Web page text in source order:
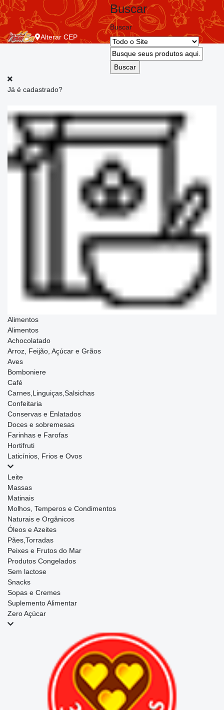
Alterar CEP
Buscar
Buscar
Já é cadastrado?
Alimentos
Alimentos
Achocolatado
Arroz, Feijão, Açúcar e Grãos
Aves
Bomboniere
Café
Carnes,Linguiças,Salsichas
Confeitaria
Conservas e Enlatados
Doces e sobremesas
Farinhas e Farofas
Hortifruti
Laticínios, Frios e Ovos
Leite
Massas
Matinais
Molhos, Temperos e Condimentos
Naturais e Orgânicos
Óleos e Azeites
Pães,Torradas
Peixes e Frutos do Mar
Produtos Congelados
Sem lactose
Snacks
Sopas e Cremes
Suplemento Alimentar
Zero Açúcar